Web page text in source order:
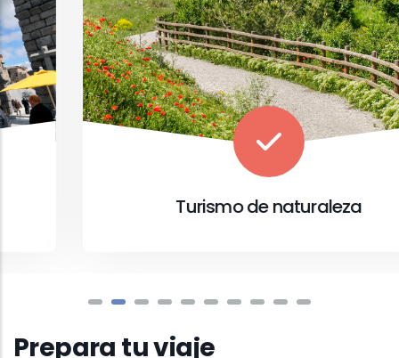
Turismo de naturaleza
Prepara tu viaje